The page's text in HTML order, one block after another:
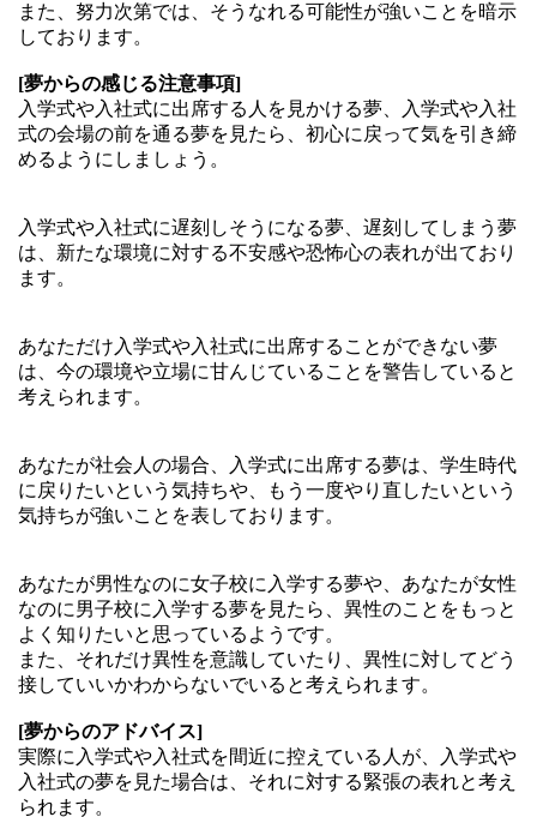
また、努力次第では、そうなれる可能性が強いことを暗示
しております。
[夢からの感じる注意事項]
入学式や入社式に出席する人を見かける夢、入学式や入社
式の会場の前を通る夢を見たら、初心に戻って気を引き締
めるようにしましょう。
入学式や入社式に遅刻しそうになる夢、遅刻してしまう夢
は、新たな環境に対する不安感や恐怖心の表れが出ており
ます。
あなただけ入学式や入社式に出席することができない夢
は、今の環境や立場に甘んじていることを警告していると
考えられます。
あなたが社会人の場合、入学式に出席する夢は、学生時代
に戻りたいという気持ちや、もう一度やり直したいという
気持ちが強いことを表しております。
あなたが男性なのに女子校に入学する夢や、あなたが女性
なのに男子校に入学する夢を見たら、異性のことをもっと
よく知りたいと思っているようです。
また、それだけ異性を意識していたり、異性に対してどう
接していいかわからないでいると考えられます。
[夢からのアドバイス]
実際に入学式や入社式を間近に控えている人が、入学式や
入社式の夢を見た場合は、それに対する緊張の表れと考え
られます。